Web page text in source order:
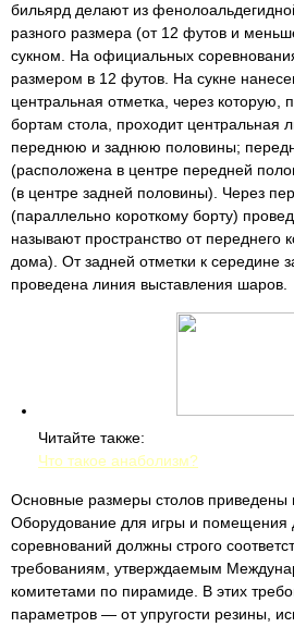
бильярд делают из
разного размера (от 12 футов и
сукном. На официальных
размером в 12 футов. На сукне
центральная отметка, через которую,
бортам стола, проходит центральная
переднюю и заднюю половины;
(расположена в центре передней
(в центре задней половины). Через
(параллельно короткому борту)
называют пространство от переднего
дома). От задней отметки к середине
проведена линия выставления шаров.
Читайте также:
Что такое анаболизм?
Основные размеры столов приведены
Оборудование для игры и
соревнований должны строго
требованиям, утверждаемым
комитетами по пирамиде. В этих
параметров — от упругости резины,